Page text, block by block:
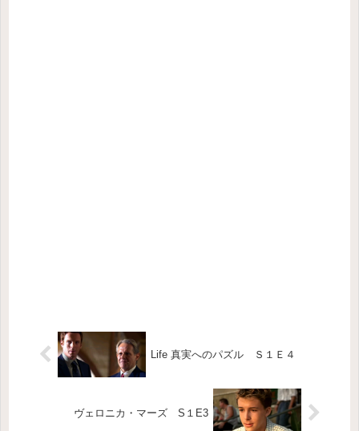
Life 真実へのパズル Ｓ１Ｅ４
ヴェロニカ・マーズ S１E3